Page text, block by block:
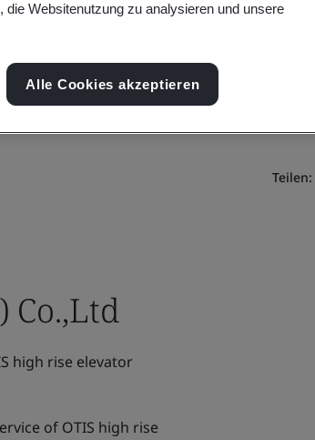
Teilen:
Co.,Ltd
high rise elevator
of OTIS high rise
Websitenutzung zu analysieren und unsere
Alle Cookies akzeptieren